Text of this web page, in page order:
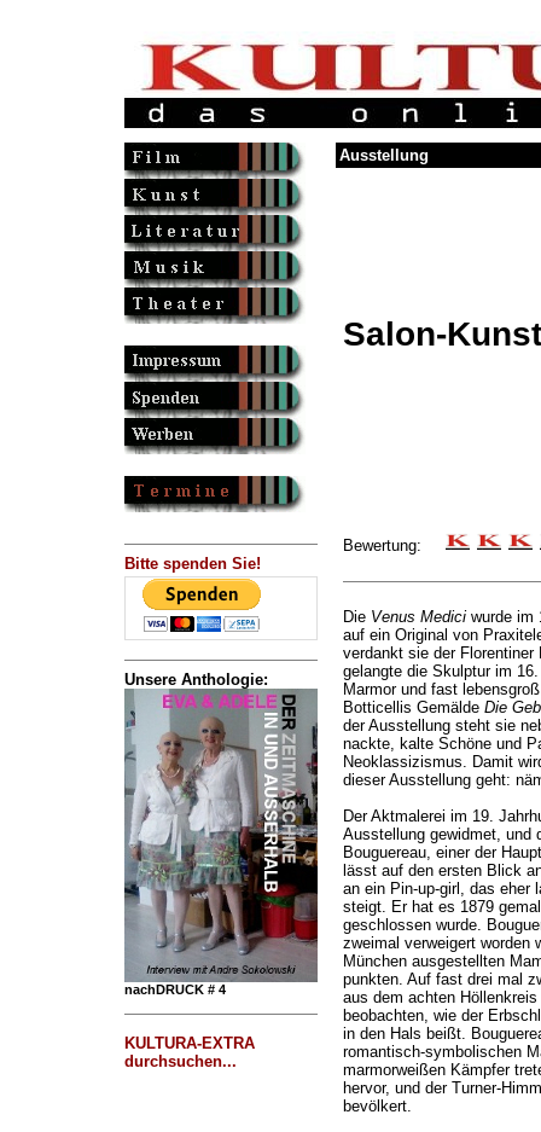
Bitte spenden Sie!
Unsere Anthologie:
nachDRUCK # 4
KULTURA-EXTRA
durchsuchen...
Ausstellung
Salon-Kunst
Bewertung:
Die Venus Mediciwurde im
auf ein Original von
verdankt sie der
gelangte die Skulptur im
Marmor und fast
Botticellis Gemälde Die
der Ausstellung steht sie
nackte, kalte Schöne und
Neoklassizismus. Damit
dieser Ausstellung geht:
Der Aktmalerei im 19.
Ausstellung gewidmet, und
Bouguereau, einer der
lässt auf den ersten Blick
an ein Pin-up-girl, das eher
steigt. Er hat es 1879
geschlossen wurde.
zweimal verweigert worden
München ausgestellten
punkten. Auf fast drei mal
aus dem achten
beobachten, wie der
in den Hals beißt.
romantisch-symbolischen
marmorweißen Kämpfer
hervor, und der Turner-
bevölkert.